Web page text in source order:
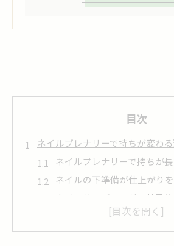
目次
ネイルプレナリーで持ちが変わ
ネイルプレナリーで持ちが
ネイルの下準備が仕上がり
ネイルサンディングの効果
ジェリーネイルにも応用で
ネイルプレパレーション不